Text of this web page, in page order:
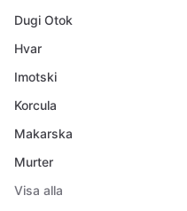
Dugi Otok
Hvar
Imotski
Korcula
Makarska
Murter
Visa alla